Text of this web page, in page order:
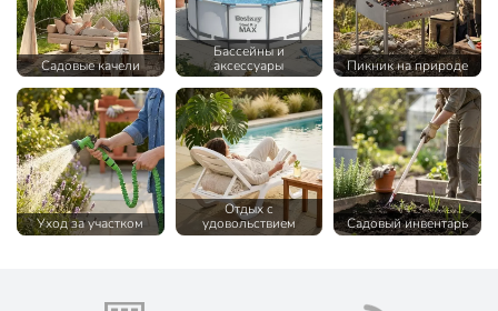
Садовые качели
Бассейны и
аксессуары
Пикник на природе
Уход за участком
Отдых с
удовольствием
Садовый инвентарь